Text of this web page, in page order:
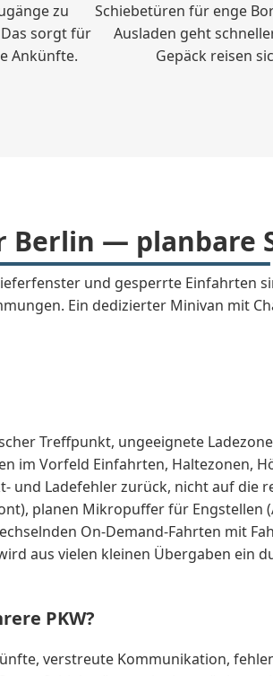
zu
sorgt für
Ankünfte.
Schiebetüren für enge
Ausladen geht
Gepäck reisen
Berlin — planbare
und gesperrte Einfahrten
Ein dedizierter Minivan mit
Treffpunkt, ungeeignete
im Vorfeld Einfahrten, Haltezonen,
Ladefehler zurück, nicht auf die
planen Mikropuffer für Engstellen
On-Demand-Fahrten mit
aus vielen kleinen Übergaben ein
PKW?
verstreute Kommunikation,